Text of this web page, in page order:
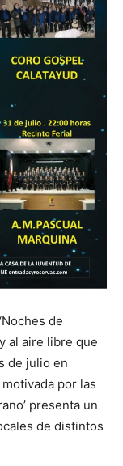
de
al aire libre que
de julio en
por las
presenta un
de distintos